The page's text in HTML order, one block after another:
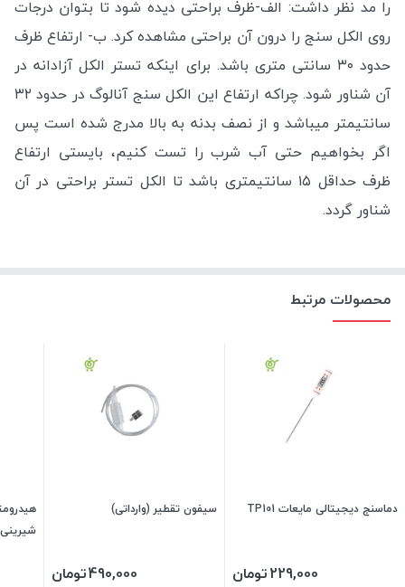
را مد نظر داشت: الف-ظرف براحتی دیده شود تا بتوان درجات
روی الکل سنج را درون آن براحتی مشاهده کرد. ب- ارتفاع ظرف
حدود ۳۰ سانتی متری باشد. برای اینکه تستر الکل آزادانه در
آن شناور شود. چراکه ارتفاع این الکل سنج آنالوگ در حدود ۳۲
سانتیمتر میباشد و از نصف بدنه به بالا مدرج شده است پس
اگر بخواهیم حتی آب شرب را تست کنیم، بایستی ارتفاع
ظرف حداقل ۱۵ سانتیمتری باشد تا الکل تستر براحتی در آن
شناور گردد.
محصولات مرتبط
دماسنج دیجیتالی مایعات TP101
229,000تومان
سیفون تقطیر (وارداتی)
490,000تومان